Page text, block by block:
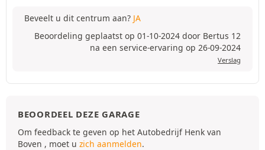
Beveelt u dit centrum aan? JA
Beoordeling geplaatst op 01-10-2024 door Bertus 12
na een service-ervaring op 26-09-2024
Verslag
BEOORDEEL DEZE GARAGE
Om feedback te geven op het Autobedrijf Henk van
Boven , moet u zich aanmelden.